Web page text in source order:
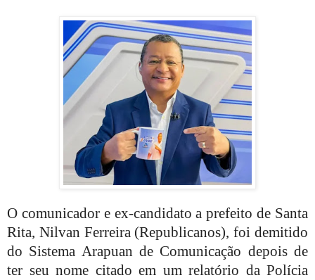
O comunicador e ex-candidato a prefeito de Santa
Rita, Nilvan Ferreira (Republicanos), foi demitido
do Sistema Arapuan de Comunicação depois de
ter seu nome citado em um relatório da Polícia